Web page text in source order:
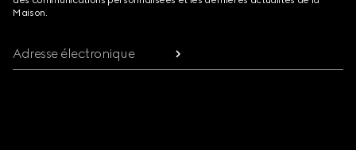
Maison.
Adresse électronique